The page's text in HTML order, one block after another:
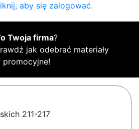
aby się zalogować.
Twoja firma?
jak odebrać materiały
promocyjne!
211-217